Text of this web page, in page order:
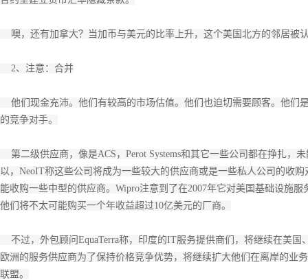
噢，还有加拿大？当加币与美元的比率上升，这个美国北方的邻居被
2、注意：合并
他们现金充沛。他们有较高的市场估值。他们也迫切需要顾客。他们
的竞争对手。
第二级供应商，像是ACS，Perot Systems和其它一些公司都在挣扎，
以，NeoIT称这些公司将成为一些较大的供应商或是一些私人公司的收
能收购一些中型的供应商。Wipro注意到了在2007年它对美国基础设施
他们将不太可能购买一个年收益超过10亿美元的厂商。
不过，外包顾问EquaTerra称，印度的IT服务提供商们，将继续在美
欧洲的服务供应商为了保持价格竞争优势，将继续扩大他们在离岸的业
联盟。